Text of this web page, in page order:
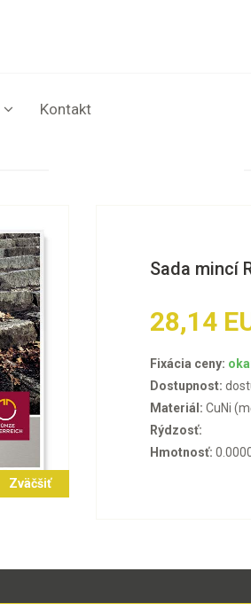
Kontakt
Zväčšiť
Sada mincí
28,14
Fixácia ceny:
Dostupnost:
Materiál: CuNi
Rýdzosť:
Hmotnosť: